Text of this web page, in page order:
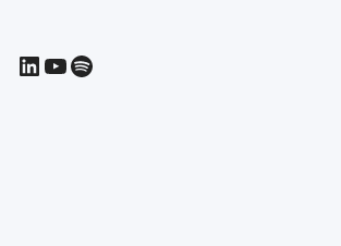
LinkedIn
YouTube
Spotify